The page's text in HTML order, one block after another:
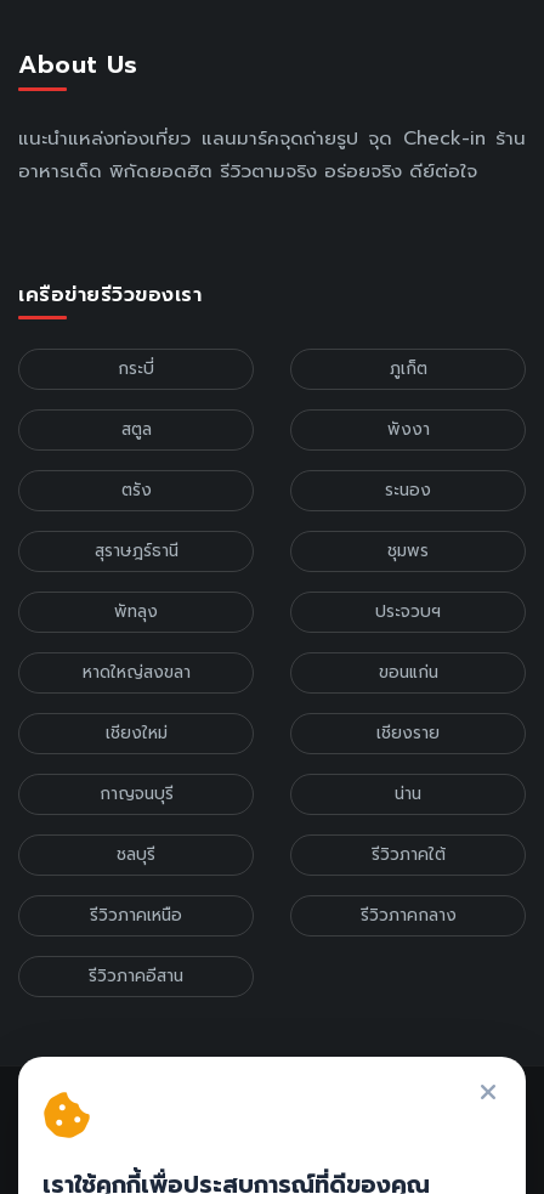
About Us
แนะนำแหล่งท่องเที่ยว แลนมาร์คจุดถ่ายรูป จุด Check-in ร้าน
อาหารเด็ด พิกัดยอดฮิต รีวิวตามจริง อร่อยจริง ดีย์ต่อใจ
เครือข่ายรีวิวของเรา
กระบี่ ภูเก็ต
สตูล พังงา
ตรัง ระนอง
สุราษฎร์ธานี ชุมพร
พัทลุง ประจวบฯ
หาดใหญ่สงขลา ขอนแก่น
เชียงใหม่ เชียงราย
กาญจนบุรี น่าน
ชลบุรี รีวิวภาคใต้
รีวิวภาคเหนือ รีวิวภาคกลาง
รีวิวภาคอีสาน
เราใช้คุกกี้เพื่อประสบการณ์ที่ดีของคุณ